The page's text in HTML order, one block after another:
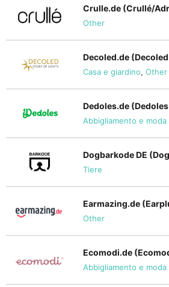
Crulle.de (Crullé/
Other
Decoled.de
Casa e giardino, Other
Dedoles.de
Abbigliamento e moda
Dogbarkode DE
Tiere
Earmazing.de
Other
Ecomodi.de
Abbigliamento e moda